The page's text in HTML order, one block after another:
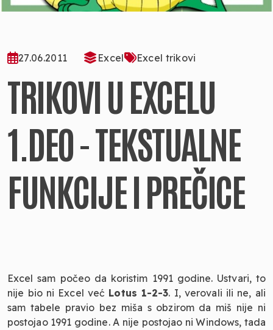
27.06.2011 Excel Excel trikovi
TRIKOVI U EXCELU
1.DEO - TEKSTUALNE
FUNKCIJE I PREČICE
Excel sam počeo da koristim 1991 godine. Ustvari, to
nije bio ni Excel već Lotus 1-2-3. I, verovali ili ne, ali
sam tabele pravio bez miša s obzirom da miš nije ni
postojao 1991 godine. A nije postojao ni Windows, tada